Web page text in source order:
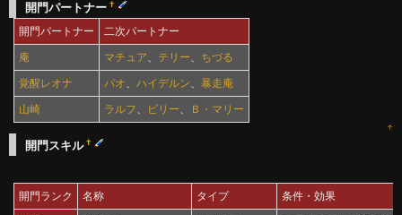
開門パートナー †
開門パートナー 二次パートナー
庵 マチュア、 テリー、 ちづる
覚醒レオナ パオ、 ハイデルン、 暴走庵
山崎 ラルフ、 ビリー、 Ｂ・マリー
↑
開門スキル†
開門ランク 名称 タイプ 条件・効果